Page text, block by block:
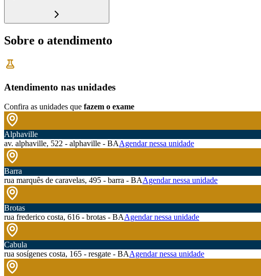
Sobre o atendimento
Atendimento nas unidades
Confira as unidades que fazem o exame
Alphaville
av. alphaville, 522 - alphaville - BAAgendar nessa unidade
Barra
rua marquês de caravelas, 495 - barra - BAAgendar nessa unidade
Brotas
rua frederico costa, 616 - brotas - BAAgendar nessa unidade
Cabula
rua sosígenes costa, 165 - resgate - BAAgendar nessa unidade